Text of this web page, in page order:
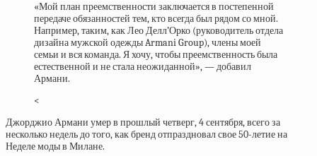
«Мой план преемственности заключается в постепенной
передаче обязанностей тем, кто всегда был рядом со мной.
Например, таким, как Лео Делл’Орко (руководитель отдела
дизайна мужской одежды Armani Group), члены моей
семьи и вся команда. Я хочу, чтобы преемственность была
естественной и не стала неожиданной», — добавил
Армани.
<
Джорджио Армани умер в прошлый четверг, 4 сентября, всего за
несколько недель до того, как бренд отпраздновал свое 50-летие на
Неделе моды в Милане.